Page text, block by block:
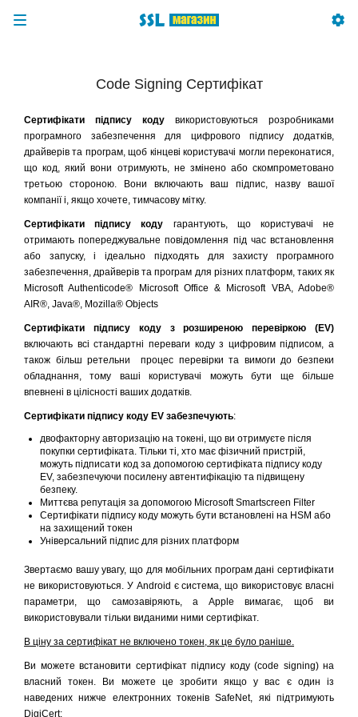
Code Signing Сертифікат
Сертифікати підпису коду використовуються розробниками
програмного забезпечення для цифрового підпису додатків,
драйверів та програм, щоб кінцеві користувачі могли переконатися,
що код, який вони отримують, не змінено або скомпрометовано
третьою стороною. Вони включають ваш підпис, назву вашої
компанії і, якщо хочете, тимчасову мітку.
Сертифікати підпису коду гарантують, що користувачі не
отримають попереджувальне повідомлення під час встановлення
або запуску, і ідеально підходять для захисту програмного
забезпечення, драйверів та програм для різних платформ, таких як
Microsoft Authenticode® Microsoft Office & Microsoft VBA, Adobe®
AIR®, Java®, Mozilla® Objects
Сертифікати підпису коду з розширеною перевіркою (EV)
включають всі стандартні переваги коду з цифровим підписом, а
також більш ретельни процес перевірки та вимоги до безпеки
обладнання, тому ваші користувачі можуть бути ще більше
впевнені в цілісності ваших додатків.
Сертифікати підпису коду EV забезпечують:
двофакторну авторизацію на токені, що ви отримуєте після
покупки сертифіката. Тільки ті, хто має фізичний пристрій,
можуть підписати код за допомогою сертифіката підпису коду
EV, забезпечуючи посилену автентифікацію та підвищену
безпеку.
Миттєва репутація за допомогою Microsoft Smartscreen Filter
Сертифікати підпису коду можуть бути встановлені на HSM або
на захищений токен
Універсальний підпис для різних платформ
Звертаємо вашу увагу, що для мобільних програм дані сертифікати
не використовуються. У Android є система, що використовує власні
параметри, що самозавіряють, а Apple вимагає, щоб ви
використовували тільки виданими ними сертифікат.
В ціну за сертифікат не включено токен, як це було раніше.
Ви можете встановити сертифікат підпису коду (code signing) на
власний токен. Ви можете це зробити якщо у вас є один із
наведених нижче електронних токенів SafeNet, які підтримують
DigiCert: